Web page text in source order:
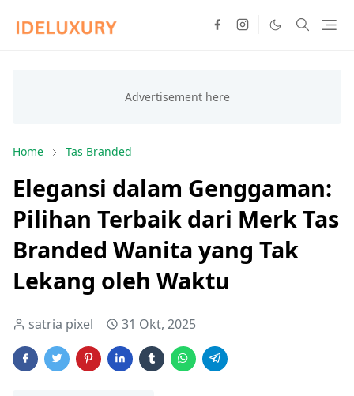
Home Tas Branded
Elegansi dalam Genggaman:
Pilihan Terbaik dari Merk Tas
Branded Wanita yang Tak
Lekang oleh Waktu
satria pixel 31 Okt, 2025